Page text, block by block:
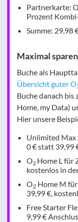
Partnerkarte: O
Prozent
Summe: 29,98
Maximal
Buche als
Übersicht guter O
Buche danach bis
Home, my Data)
Hier unsere
Unlimited Max
0 € statt 39,99
O2 Home L für
kostenlos in
O2 Home M
39,99 €,
Free Starter
9,99 €